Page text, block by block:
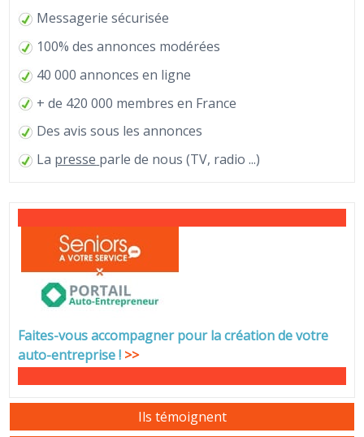
Messagerie sécurisée
100% des annonces modérées
40 000 annonces en ligne
+ de 420 000 membres en France
Des avis sous les annonces
La presse parle de nous (TV, radio ...)
Faites-vous accompagner pour la création de votre
auto-entreprise! >>
Ils témoignent